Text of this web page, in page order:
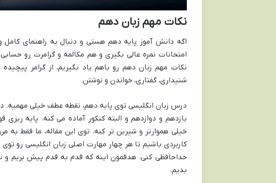
نکات مهم زبان دهم
اگه دانش آموز پایه دهم هستی و دنبال یه راهنمای
امتحانات نمره عالی بگیری و هم مکالمه و گرامرت رو
نکات مهم زبان دهم رو باهم یاد بگیریم، از گرامر
شنیداری، گفتاری، خواندن و نوشتن.
درس زبان انگلیسی توی پایه دهم، نقطه عطف خیلی مهمیه.
یازدهم و دوازدهم و البته کنکور آماده می کنه. پایه
خیلی هموارتر و شیرین تر کنه. توی این مقاله، ما فقط به
کاربردی باشیم تا هر چهار مهارت اصلی زبان انگلیسی رو
خداحافظی کنی. هدفمون اینه که قدم به قدم پیش بریم و
بدیم.